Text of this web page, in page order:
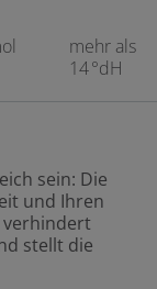
mehr als
14 °dH
sein: Die
und Ihren
verhindert
stellt die